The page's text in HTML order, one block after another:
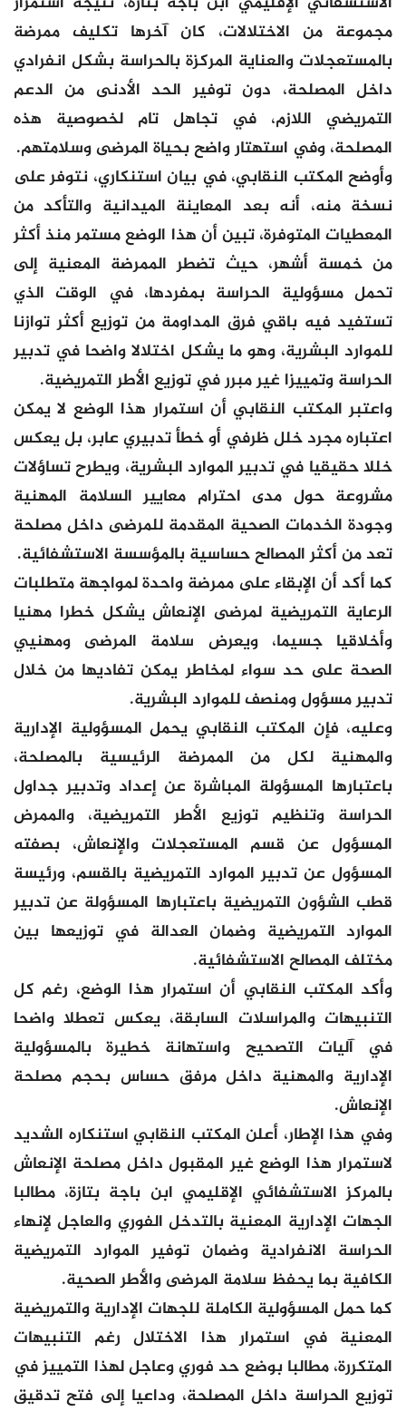
مجموعة من الاختلالات، كان آخرها تكليف ممرضة
بالمستعجلات والعناية المركزة بالحراسة بشكل انفرادي
داخل المصلحة، دون توفير الحد الأدنى من الدعم
التمريضي اللازم، في تجاهل تام لخصوصية هذه
المصلحة، وفي استهتار واضح بحياة المرضى وسلامتهم.
وأوضح المكتب النقابي، في بيان استنكاري، نتوفر على
نسخة منه، أنه بعد المعاينة الميدانية والتأكد من
المعطيات المتوفرة، تبين أن هذا الوضع مستمر منذ أكثر
من خمسة أشهر، حيث تضطر الممرضة المعنية إلى
تحمل مسؤولية الحراسة بمفردها، في الوقت الذي
تستفيد فيه باقي فرق المداومة من توزيع أكثر توازنا
للموارد البشرية، وهو ما يشكل اختلالا واضحا في تدبير
الحراسة وتمييزا غير مبرر في توزيع الأطر التمريضية.
واعتبر المكتب النقابي أن استمرار هذا الوضع لا يمكن
اعتباره مجرد خلل ظرفي أو خطأ تدبيري عابر، بل يعكس
خللا حقيقيا في تدبير الموارد البشرية، ويطرح تساؤلات
مشروعة حول مدى احترام معايير السلامة المهنية
وجودة الخدمات الصحية المقدمة للمرضى داخل مصلحة
تعد من أكثر المصالح حساسية بالمؤسسة الاستشفائية.
كما أكد أن الإبقاء على ممرضة واحدة لمواجهة متطلبات
الرعاية التمريضية لمرضى الإنعاش يشكل خطرا مهنيا
وأخلاقيا جسيما، ويعرض سلامة المرضى ومهنيي
الصحة على حد سواء لمخاطر يمكن تفاديها من خلال
تدبير مسؤول ومنصف للموارد البشرية.
وعليه، فإن المكتب النقابي يحمل المسؤولية الإدارية
والمهنية لكل من الممرضة الرئيسية بالمصلحة،
باعتبارها المسؤولة المباشرة عن إعداد وتدبير جداول
الحراسة وتنظيم توزيع الأطر التمريضية، والممرض
المسؤول عن قسم المستعجلات والإنعاش، بصفته
المسؤول عن تدبير الموارد التمريضية بالقسم، ورئيسة
قطب الشؤون التمريضية باعتبارها المسؤولة عن تدبير
الموارد التمريضية وضمان العدالة في توزيعها بين
مختلف المصالح الاستشفائية.
وأكد المكتب النقابي أن استمرار هذا الوضع، رغم كل
التنبيهات والمراسلات السابقة، يعكس تعطلا واضحا
في آليات التصحيح واستهانة خطيرة بالمسؤولية
الإدارية والمهنية داخل مرفق حساس بحجم مصلحة
الإنعاش.
وفي هذا الإطار، أعلن المكتب النقابي استنكاره الشديد
لاستمرار هذا الوضع غير المقبول داخل مصلحة الإنعاش
بالمركز الاستشفائي الإقليمي ابن باجة بتازة، مطالبا
الجهات الإدارية المعنية بالتدخل الفوري والعاجل لإنهاء
الحراسة الانفرادية وضمان توفير الموارد التمريضية
الكافية بما يحفظ سلامة المرضى والأطر الصحية.
كما حمل المسؤولية الكاملة للجهات الإدارية والتمريضية
المعنية في استمرار هذا الاختلال رغم التنبيهات
المتكررة، مطالبا بوضع حد فوري وعاجل لهذا التمييز في
توزيع الحراسة داخل المصلحة، وداعيا إلى فتح تدقيق